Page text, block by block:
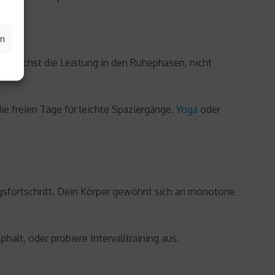
wächst die Leistung in den Ruhephasen, nicht
freien Tage für leichte Spaziergänge, Yoga oder
Dein Körper gewöhnt sich an monotone
oder probiere Intervalltraining aus.